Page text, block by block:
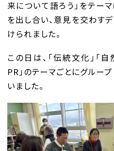
来について語ろう」をテー
を出し合い、意見を交わす
けられました。
この日は、「伝統文化」「自
PR」のテーマごとにグルー
いました。